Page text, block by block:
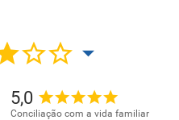
5,0
Conciliação com a vida familiar